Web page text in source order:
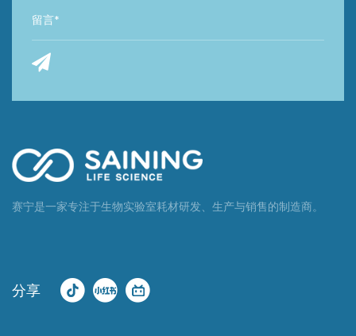
赛宁是一家专注于生物实验室耗材研发、生产与销售的制造商。
分享